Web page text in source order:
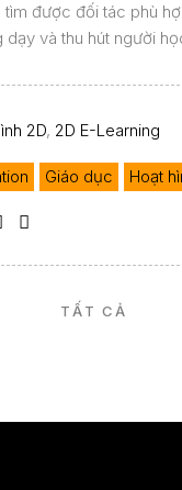
được đối tác phù
dạy và thu hút người
2D, 2D E-Learning
Giáo dục Hoạt
TẤT CẢ